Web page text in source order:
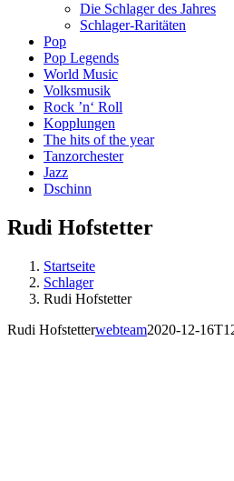
Die Schlager des Jahres
Schlager-Raritäten
Pop
Pop Legends
World Music
Volksmusik
Rock ’n‘ Roll
Kopplungen
The hits of the year
Tanzorchester
Jazz
Dschinn
Rudi Hofstetter
Startseite
Schlager
Rudi Hofstetter
Rudi Hofstetterwebteam2020-12-